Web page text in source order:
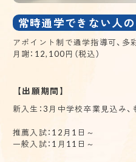
常時通学できない人
アポイント制で通学指導可、多
月謝：12,100円（税込）
【出願期間】
新入生：3月中学校卒業見込み
推薦入試：12月1日～
一般入試：1月11日～